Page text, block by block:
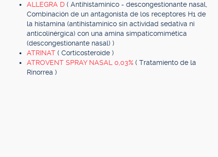
ALLEGRA D ( Antihistamínico - descongestionante nasal,
Combinación de un antagonista de los receptores H1 de
la histamina (antihistamínico sin actividad sedativa ni
anticolinérgica) con una amina simpaticomimética
(descongestionante nasal) )
ATRINAT ( Corticosteroide )
ATROVENT SPRAY NASAL 0,03% ( Tratamiento de la
Rinorrea )